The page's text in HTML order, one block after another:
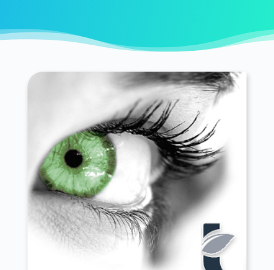
Boigneville 91720
Boissy-la-Rivière 91690
Boissy-sous-Saint-Yon 91790
Bondoufle 91070
Boullay-les-Troux 91470
Boussy-Saint-Antoine 91800
Boutervilliers 91150
Boutigny-sur-Essonne 91820
Bouville 91880
Brétigny-sur-Orge 91220
Breuillet 91650
Breux-Jouy 91650
Brières-les-Scellés 91150
Briis-sous-Forges 91640
Brouy 91150
Brunoy 91800
Bruyères-le-Châtel 91680
Buno-Bonnevaux 91720
Bures-sur-Yvette 91440
Cerny 91590
Chalo-Saint-Mars 91780
Chalou-Moulineux 91740
Chamarande 91730
Champcueil 91750
Champmotteux 91150